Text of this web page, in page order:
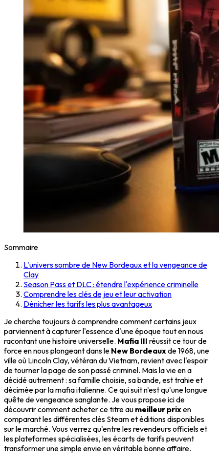
Sommaire
L'univers sombre de New Bordeaux et la vengeance de
Clay
Season Pass et DLC : étendre l'expérience criminelle
Comprendre les clés de jeu et leur activation
Dénicher les tarifs les plus avantageux
Je cherche toujours à comprendre comment certains jeux
parviennent à capturer l'essence d'une époque tout en nous
racontant une histoire universelle. Mafia III réussit ce tour de
force en nous plongeant dans le New Bordeauxde 1968, une
ville où Lincoln Clay, vétéran du Vietnam, revient avec l'espoir
de tourner la page de son passé criminel. Mais la vie en a
décidé autrement : sa famille choisie, sa bande, est trahie et
décimée par la mafia italienne. Ce qui suit n'est qu'une longue
quête de vengeance sanglante. Je vous propose ici de
découvrir comment acheter ce titre au meilleur prixen
comparant les différentes clés Steam et éditions disponibles
sur le marché. Vous verrez qu'entre les revendeurs officiels et
les plateformes spécialisées, les écarts de tarifs peuvent
transformer une simple envie en véritable bonne affaire.